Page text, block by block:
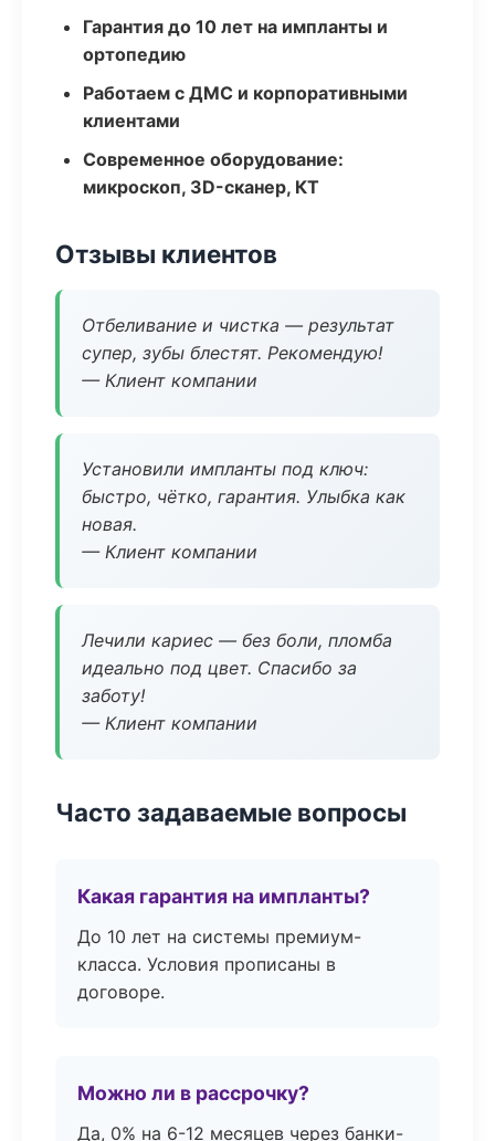
Гарантия до 10 лет на импланты и
ортопедию
Работаем с ДМС и корпоративными
клиентами
Современное оборудование:
микроскоп, 3D-сканер, КТ
Отзывы клиентов
Отбеливание и чистка — результат
супер, зубы блестят. Рекомендую!
— Клиент компании
Установили импланты под ключ:
быстро, чётко, гарантия. Улыбка как
новая.
— Клиент компании
Лечили кариес — без боли, пломба
идеально под цвет. Спасибо за
заботу!
— Клиент компании
Часто задаваемые вопросы
Какая гарантия на импланты?
До 10 лет на системы премиум-
класса. Условия прописаны в
договоре.
Можно ли в рассрочку?
Да, 0% на 6-12 месяцев через банки-